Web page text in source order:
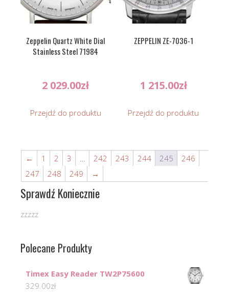
Zeppelin Quartz White Dial
Stainless Steel 71984
2 029.00zł
Przejdź do produktu
ZEPPELIN ZE-7036-1
1 215.00zł
Przejdź do produktu
← 1 2 3 242 243 244 245
246
247
248 249 →
Sprawdź Koniecznie
zzzzz
Polecane Produkty
Timex Easy Reader TW2P75600
329.00zł